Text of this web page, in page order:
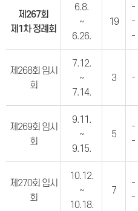
제267회
제1차 정례회
6.8.
~
6.26.
19
제268회 임시
회
7.12.
~
7.14.
3
제269회 임시
회
9.11.
~
9.15.
5
제270회 임시
회
10.12.
~
10.18.
7